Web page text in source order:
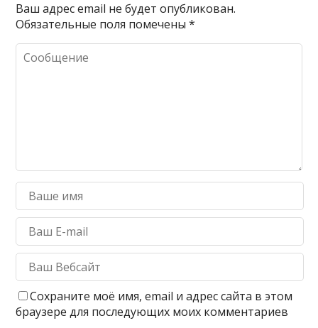
Ваш адрес email не будет опубликован.
Обязательные поля помечены*
Сохраните моё имя, email и адрес сайта в этом
браузере для последующих моих комментариев